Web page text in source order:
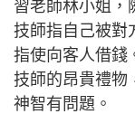
習老師林小姐，
技師指自己被對
指使向客人借錢
技師的昂貴禮物
神智有問題。